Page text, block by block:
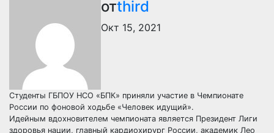
отthird
Окт 15, 2021
Студенты ГБПОУ НСО «БПК» приняли участие в Чемпионате
России по фоновой ходьбе «Человек идущий».
Идейным вдохновителем чемпионата является Президент Лиги
здоровья нации, главный кардиохирург России, академик Лео